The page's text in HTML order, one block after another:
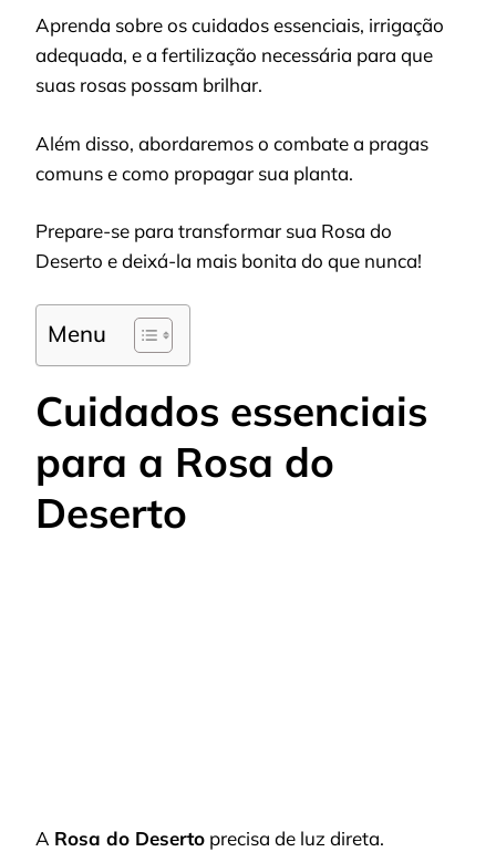
Aprenda sobre os cuidados essenciais, irrigação
adequada, e a fertilização necessária para que
suas rosas possam brilhar.
Além disso, abordaremos o combate a pragas
comuns e como propagar sua planta.
Prepare-se para transformar sua Rosa do
Deserto e deixá-la mais bonita do que nunca!
Menu
Cuidados essenciais
para a Rosa do
Deserto
A Rosa do Deserto precisa de luz direta.